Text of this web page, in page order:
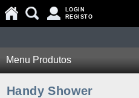
LOGIN
REGISTO
Menu Produtos
Handy Shower